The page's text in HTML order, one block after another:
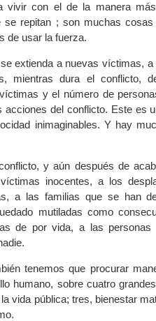
vivir con el de la manera
se repitan ; son muchas
de usar la fuerza.
extienda a nuevas víctimas,
mientras dura el conflicto,
y el número de
acciones del conflicto. Este es
inimaginables. Y hay
y aún después de
inocentes, a los
a las familias que se han
mutiladas como
de por vida, a las
tenemos que procurar
humano, sobre cuatro
vida pública; tres, bienestar